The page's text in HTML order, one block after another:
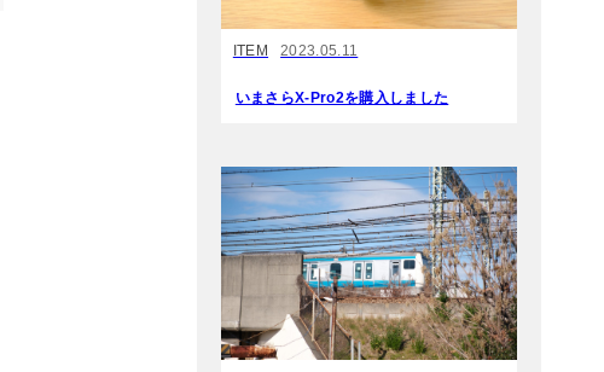
ITEM 2023.05.11
いまさらX-Pro2を購入しました